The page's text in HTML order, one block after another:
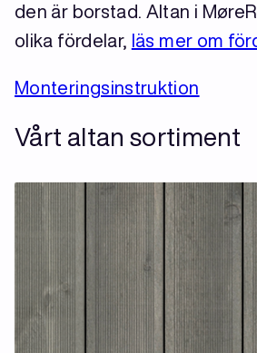
den är borstad. Altan i
olika fördelar, läs mer om
Monteringsinstruktion
Vårt altan sortiment